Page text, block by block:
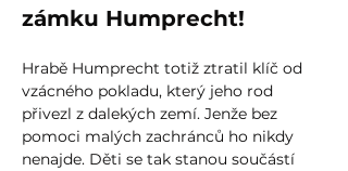
zámku Humprecht!
Hrabě Humprecht totiž ztratil klíč od
vzácného pokladu, který jeho rod
přivezl z dalekých zemí. Jenže bez
pomoci malých zachránců ho nikdy
nenajde. Děti se tak stanou součástí